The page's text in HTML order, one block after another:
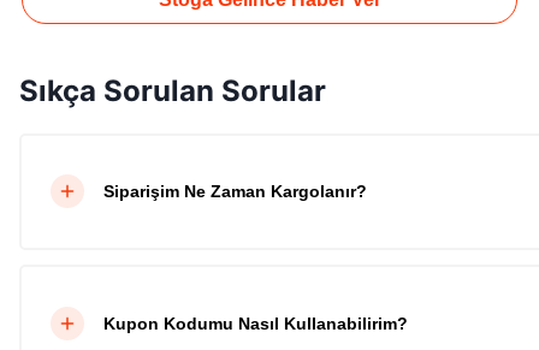
Sıkça Sorulan Sorular
Siparişim Ne Zaman Kargolanır?
Kupon Kodumu Nasıl Kullanabilirim?